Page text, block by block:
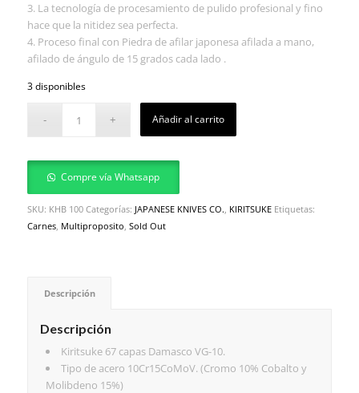
3. La tecnología de procesamiento de pulido profesional y fino
hace que la nitidez sea perfecta.
4. Proceso final con Piedra de afilar japonesa afilada a mano,
afilado de ángulo de 15 grados cada lado .
3 disponibles
Añadir al carrito
Compre vía Whatsapp
SKU: KHB 100 Categorías: JAPANESE KNIVES CO., KIRITSUKE Etiquetas:
Carnes, Multiproposito, Sold Out
Descripción
Descripción
Kiritsuke 67 capas Damasco VG-10.
Tipo de acero 10Cr15CoMoV. (Cromo 10% Cobalto y
Molibdeno 15%)